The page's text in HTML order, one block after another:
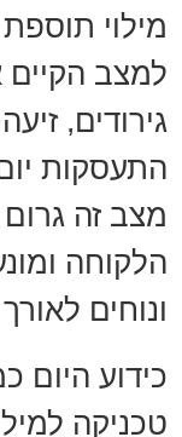
מילוי
למצב הקיים
גירודים,
התעסקות
מצב זה גרום
הלקוחה
ונוחים
כידוע
טכניקה